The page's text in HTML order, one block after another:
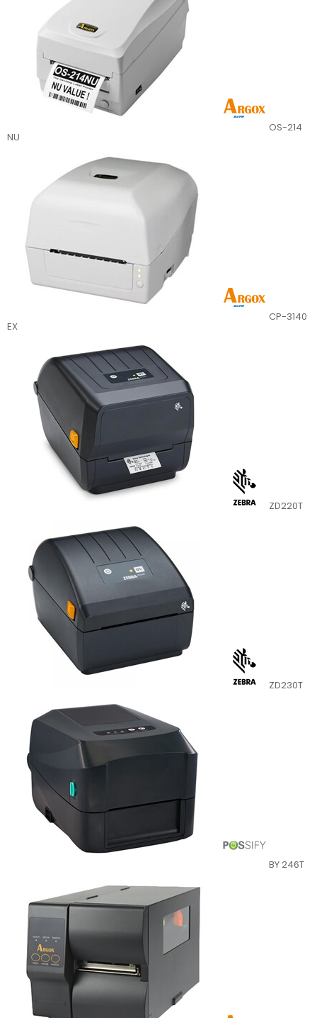
OS-214
NU
CP-3140
EX
ZD220T
ZD230T
BY 246T